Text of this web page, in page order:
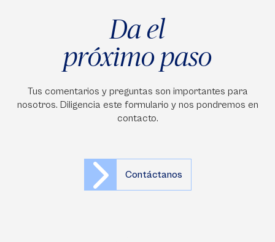
Da el
próximo paso
Tus comentarios y preguntas son importantes para
nosotros. Diligencia este formulario y nos pondremos en
contacto.
Contáctanos